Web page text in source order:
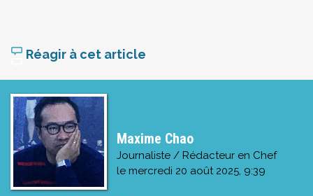
Réagir à cet article
Maxime Chao
Journaliste / Rédacteur en Chef
le mercredi 20 août 2025, 9:39